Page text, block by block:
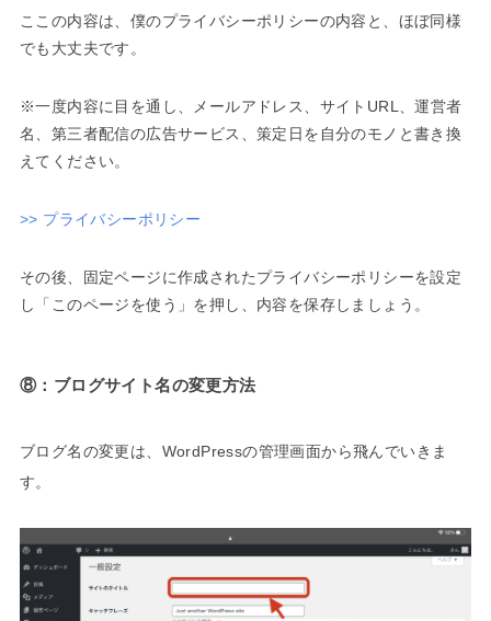
ここの内容は、僕のプライバシーポリシーの内容と、ほぼ同様
でも大丈夫です。
※一度内容に目を通し、メールアドレス、サイトURL、運営者
名、第三者配信の広告サービス、策定日を自分のモノと書き換
えてください。
>> プライバシーポリシー
その後、固定ページに作成されたプライバシーポリシーを設定
し「このページを使う」を押し、内容を保存しましょう。
⑧：ブログサイト名の変更方法
ブログ名の変更は、WordPressの管理画面から飛んでいきま
す。